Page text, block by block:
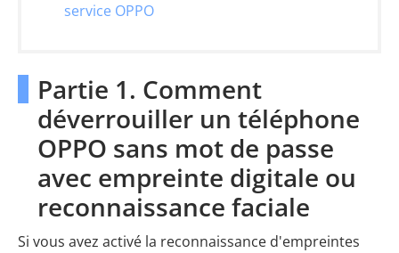
service OPPO
Partie 1. Comment
déverrouiller un téléphone
OPPO sans mot de passe
avec empreinte digitale ou
reconnaissance faciale
Si vous avez activé la reconnaissance d'empreintes